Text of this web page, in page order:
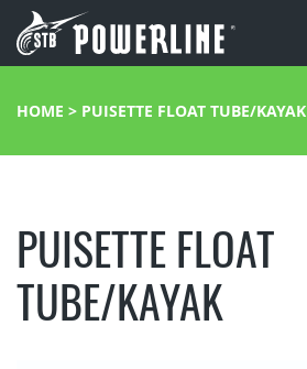
HOME > PUISETTE FLOAT TUBE/KAYAK
PUISETTE FLOAT
TUBE/KAYAK